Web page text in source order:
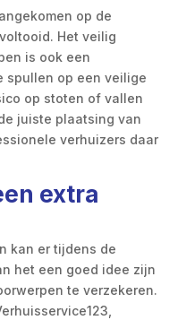
op de
Het veilig
is ook een
spullen op een veilige
op stoten of vallen
juiste plaatsing van
verhuizers daar
extra
kan er tijdens de
het een goed idee zijn
te verzekeren.